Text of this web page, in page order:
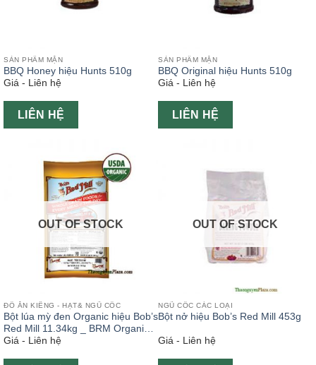
SẢN PHẨM MẶN
BBQ Honey hiệu Hunts 510g
Giá - Liên hệ
LIÊN HỆ
SẢN PHẨM MẶN
BBQ Original hiệu Hunts 510g
Giá - Liên hệ
LIÊN HỆ
OUT OF STOCK
ĐỒ ĂN KIÊNG - HẠT& NGŨ CỐC
Bột lúa mỳ đen Organic hiệu Bob’s
Red Mill 11.34kg _ BRM Organic
Rye Flour Dark 25lb 11.34kg
Giá - Liên hệ
OUT OF STOCK
NGŨ CỐC CÁC LOẠI
Bột nở hiệu Bob’s Red Mill 453g
Giá - Liên hệ